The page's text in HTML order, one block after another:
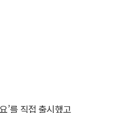
’를 직접 출시했고